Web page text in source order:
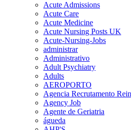
Acute Admissions
Acute Care
Acute Medicine
Acute Nursing Posts UK
Acute-Nursing-Jobs
administrar
Administrativo
Adult Psychiatry
Adults
AEROPORTO
Agencia Recrutamento
Agency Job
Agente de Geriatria
águeda